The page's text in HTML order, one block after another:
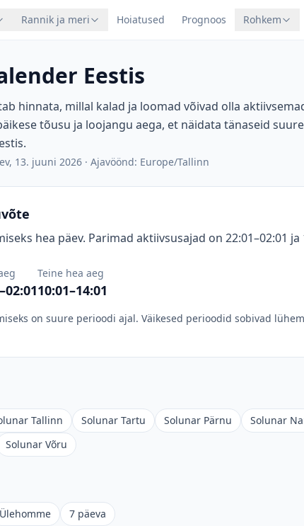
Rannik ja meri Hoiatused Prognoos Rohkem
Eestis
hinnata, millal kalad ja loomad võivad olla
tõusu ja loojangu aega, et näidata tänaseid
13. juuni 2026 · Ajavöönd: Europe/Tallinn
hea päev. Parimad aktiivsusajad on 22:01–02:01 ja
Teine hea aeg
10:01–14:01
on suure perioodi ajal. Väikesed perioodid sobivad
Tallinn Solunar Tartu Solunar Pärnu Solunar
Solunar Võru
Ülehomme 7 päeva